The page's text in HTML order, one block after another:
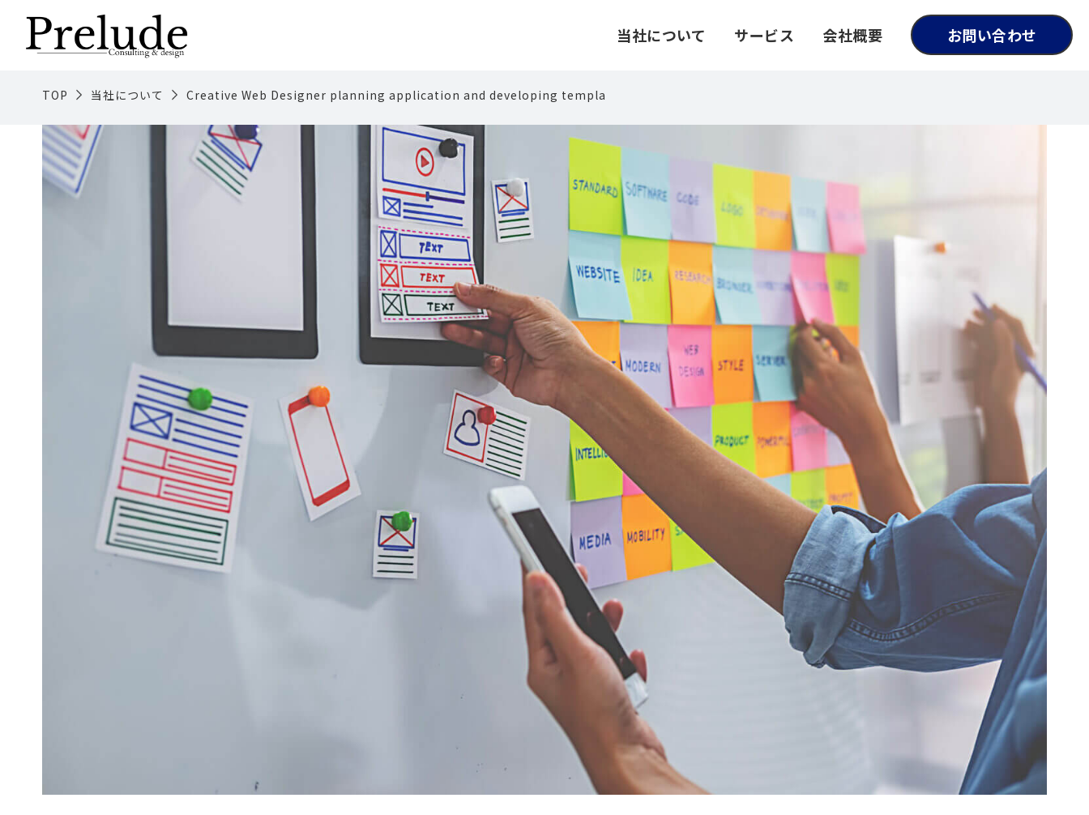
当社について サービス 会社概要 お問い合わせ
TOP 当社について Creative Web Designer planning application and developing templa